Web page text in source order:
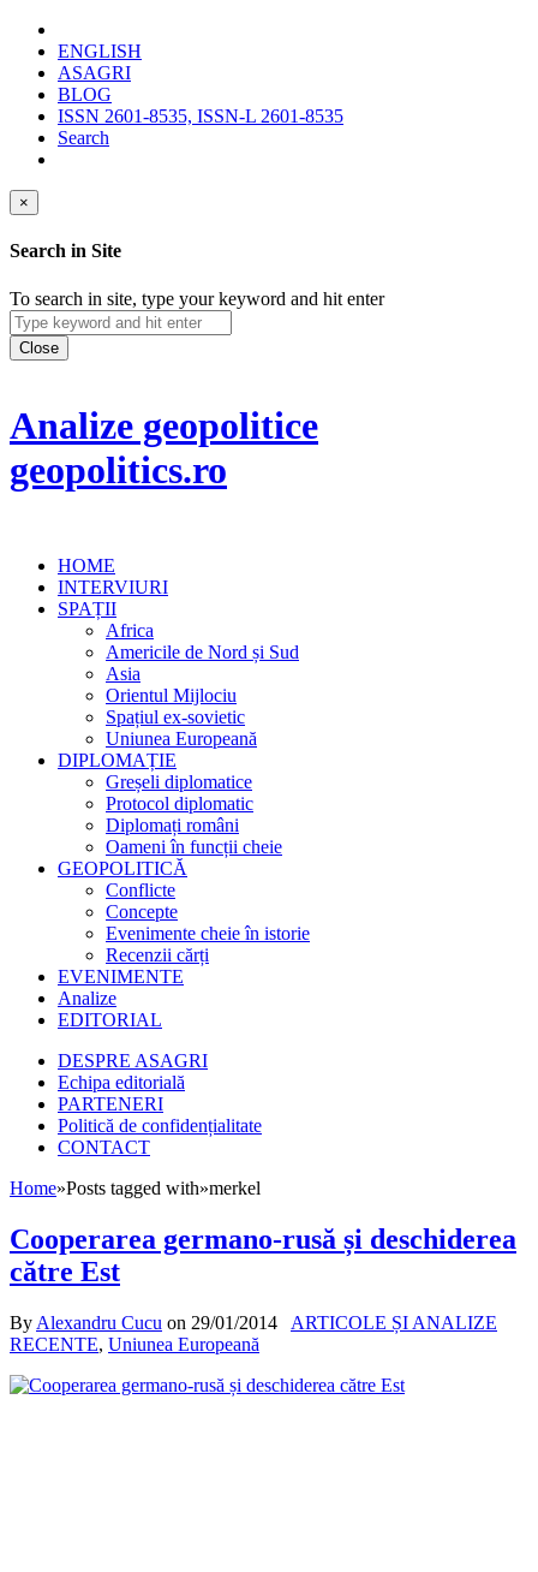
ENGLISH
ASAGRI
BLOG
ISSN 2601-8535, ISSN-L 2601-8535
Search
×
Search in Site
To search in site, type your keyword and hit enter
Close
Analize geopolitice
geopolitics.ro
HOME
INTERVIURI
SPAȚII
Africa
Americile de Nord și Sud
Asia
Orientul Mijlociu
Spațiul ex-sovietic
Uniunea Europeană
DIPLOMAȚIE
Greșeli diplomatice
Protocol diplomatic
Diplomați români
Oameni în funcții cheie
GEOPOLITICĂ
Conflicte
Concepte
Evenimente cheie în istorie
Recenzii cărți
EVENIMENTE
Analize
EDITORIAL
DESPRE ASAGRI
Echipa editorială
PARTENERI
Politică de confidențialitate
CONTACT
Home»Posts tagged with»merkel
Cooperarea germano-rusă și deschiderea
către Est
By Alexandru Cucu on 29/01/2014
ARTICOLE ȘI ANALIZE
RECENTE, Uniunea Europeană